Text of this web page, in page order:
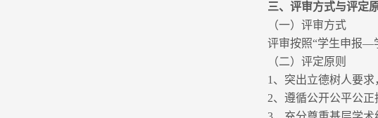
三、评审方式与评定
（一）评审方式
评审按照“学生申报—
（二）评定原则
1、突出立德树人要
2、遵循公开公平公正